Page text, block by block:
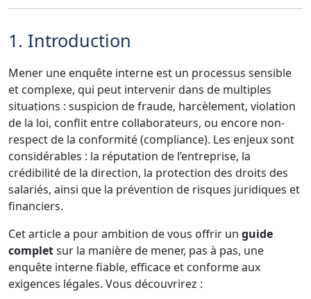
1. Introduction
Mener une enquête interne est un processus sensible
et complexe, qui peut intervenir dans de multiples
situations : suspicion de fraude, harcèlement, violation
de la loi, conflit entre collaborateurs, ou encore non-
respect de la conformité (compliance). Les enjeux sont
considérables : la réputation de l’entreprise, la
crédibilité de la direction, la protection des droits des
salariés, ainsi que la prévention de risques juridiques et
financiers.
Cet article a pour ambition de vous offrir un guide
completsur la manière de mener, pas à pas, une
enquête interne fiable, efficace et conforme aux
exigences légales. Vous découvrirez :